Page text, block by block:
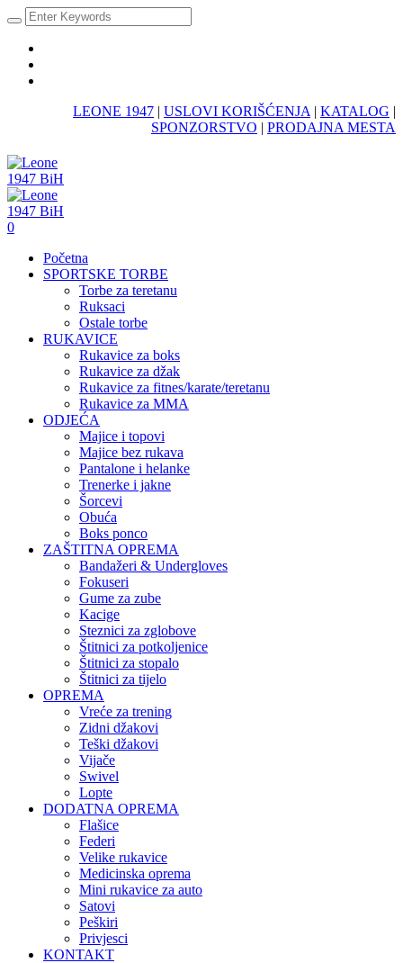
LEONE 1947 | USLOVI KORIŠĆENJA | KATALOG |
SPONZORSTVO | PRODAJNA MESTA
0
Početna
SPORTSKE TORBE
Torbe za teretanu
Ruksaci
Ostale torbe
RUKAVICE
Rukavice za boks
Rukavice za džak
Rukavice za fitnes/karate/teretanu
Rukavice za MMA
ODJEĆA
Majice i topovi
Majice bez rukava
Pantalone i helanke
Trenerke i jakne
Šorcevi
Obuća
Boks ponco
ZAŠTITNA OPREMA
Bandažeri & Undergloves
Fokuseri
Gume za zube
Kacige
Steznici za zglobove
Štitnici za potkoljenice
Štitnici za stopalo
Štitnici za tijelo
OPREMA
Vreće za trening
Zidni džakovi
Teški džakovi
Vijače
Swivel
Lopte
DODATNA OPREMA
Flašice
Federi
Velike rukavice
Medicinska oprema
Mini rukavice za auto
Satovi
Peškiri
Privjesci
KONTAKT